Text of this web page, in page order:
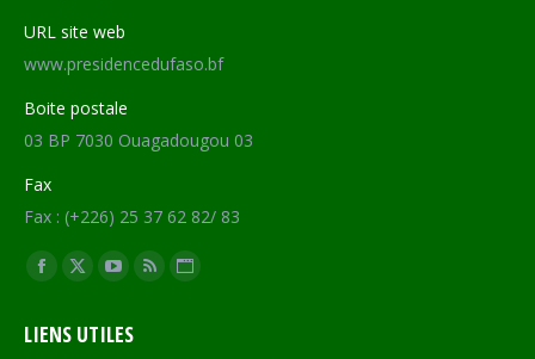
URL site web
www.presidencedufaso.bf
Boite postale
03 BP 7030 Ouagadougou 03
Fax
Fax : (+226) 25 37 62 82/ 83
Trouvez nous sur :
Facebook
opens
X
opens
YouTube
opens
RSS Site
LIENS UTILES